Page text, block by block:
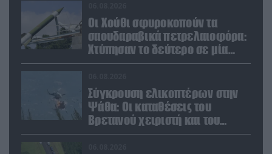
Οι Χούθι σφυροκοπούν τα
σαουδαραβικά πετρελαιοφόρα:
Χτύπησαν το δεύτερο σε μία
ημέρα στην Ερυθρά Θάλασσα
Σύγκρουση ελικοπτέρων στην
Ψάθα: Οι καταθέσεις του
Βρετανού χειριστή και του
Έλληνα πιλότου από το δεύτερο